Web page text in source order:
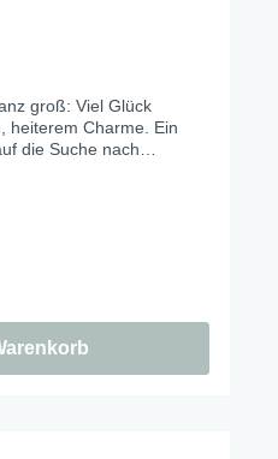
groß: Viel Glück
heiterem Charme. Ein
die Suche nach